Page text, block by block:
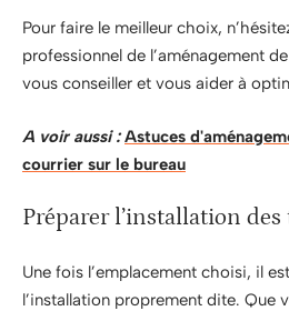
Pour faire le meilleur choix,
professionnel de l’aménagement
vous conseiller et vous aider à
A voir aussi : Astuces
courrier sur le bureau
Préparer l’installation
Une fois l’emplacement choisi, il
l’installation proprement dite. Que